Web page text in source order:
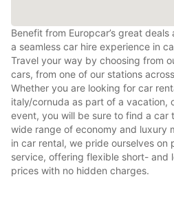
Benefit from Europcar’s great
a seamless car hire experience in
Travel your way by choosing from
cars, from one of our stations
Whether you are looking for car
italy/cornuda as part of a vacation,
event, you will be sure to find a car
wide range of economy and luxury
in car rental, we pride ourselves on
service, offering flexible short- and
prices with no hidden charges.